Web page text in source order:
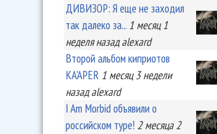
ДИВИЗОР: Я еще не заходил
так далеко за... 1 месяц 1
неделяназад alexard
Второй альбом киприотов
KA'APER 1 месяц 3 недели
назад alexard
I Am Morbid объявили о
российском туре! 2 месяца 2